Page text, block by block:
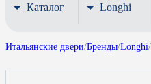
Каталог Longhi
Итальянские двери/Бренды/Longhi/